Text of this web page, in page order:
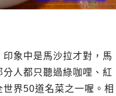
象中是馬沙拉才對，馬
人都只聽過綠咖哩、紅
界50道名菜之一喔。相